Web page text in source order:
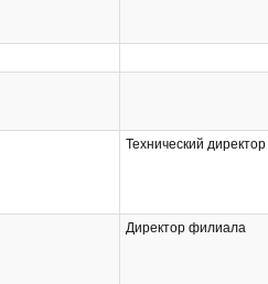
Технический директор
Директор филиала